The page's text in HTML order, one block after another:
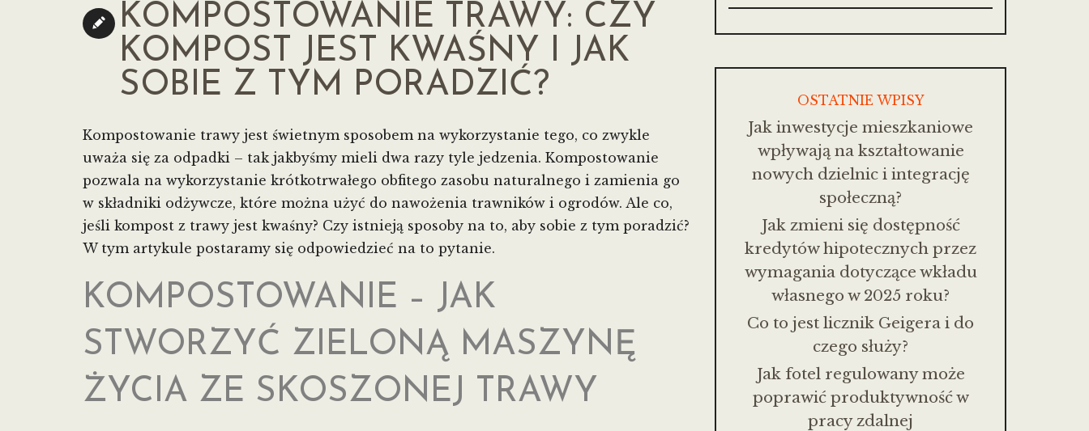
KOMPOSTOWANIE TRAWY: CZY
KOMPOST JEST KWAŚNY I JAK
SOBIE Z TYM PORADZIĆ?
Kompostowanie trawy jest świetnym sposobem na wykorzystanie tego, co zwykle
uważa się za odpadki – tak jakbyśmy mieli dwa razy tyle jedzenia. Kompostowanie
pozwala na wykorzystanie krótkotrwałego obfitego zasobu naturalnego i zamienia go
w składniki odżywcze, które można użyć do nawożenia trawników i ogrodów. Ale co,
jeśli kompost z trawy jest kwaśny? Czy istnieją sposoby na to, aby sobie z tym poradzić?
W tym artykule postaramy się odpowiedzieć na to pytanie.
KOMPOSTOWANIE – JAK
STWORZYĆ ZIELONĄ MASZYNĘ
ŻYCIA ZE SKOSZONEJ TRAWY
OSTATNIE WPISY
Jak inwestycje mieszkaniowe
wpływają na kształtowanie
nowych dzielnic i integrację
społeczną?
Jak zmieni się dostępność
kredytów hipotecznych przez
wymagania dotyczące wkładu
własnego w 2025 roku?
Co to jest licznik Geigera i do
czego służy?
Jak fotel regulowany może
poprawić produktywność w
pracy zdalnej